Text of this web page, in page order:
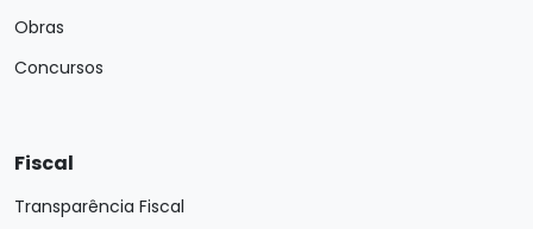
Obras
Concursos
Fiscal
Transparência Fiscal